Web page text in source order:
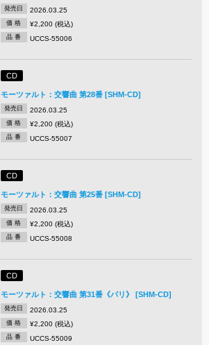
発売日 2026.03.25
価 格 ¥2,200 (税込)
品 番 UCCS-55006
CD
モーツァルト：交響曲 第28番 [SHM-CD]
発売日 2026.03.25
価 格 ¥2,200 (税込)
品 番 UCCS-55007
CD
モーツァルト：交響曲 第25番 [SHM-CD]
発売日 2026.03.25
価 格 ¥2,200 (税込)
品 番 UCCS-55008
CD
モーツァルト：交響曲 第31番《パリ》 [SHM-CD]
発売日 2026.03.25
価 格 ¥2,200 (税込)
品 番 UCCS-55009